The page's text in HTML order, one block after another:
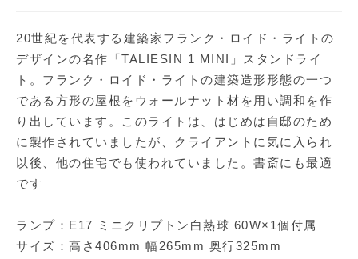
20世紀を代表する建築家フランク・ロイド・ライトの
デザインの名作「TALIESIN 1 MINI」スタンドライ
ト。フランク・ロイド・ライトの建築造形形態の一つ
である方形の屋根をウォールナット材を用い調和を作
り出しています。このライトは、はじめは自邸のため
に製作されていましたが、クライアントに気に入られ
以後、他の住宅でも使われていました。書斎にも最適
です
ランプ：E17 ミニクリプトン白熱球 60W×1個付属
サイズ：高さ406mm 幅265mm 奥行325mm